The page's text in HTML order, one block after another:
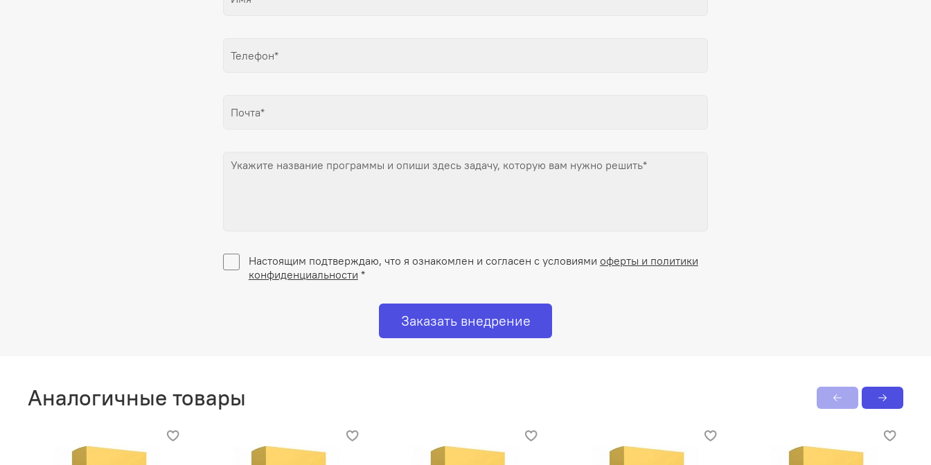
Настоящим подтверждаю, что я ознакомлен и согласен с условиями оферты и политики
конфиденциальности *
Заказать внедрение
Аналогичные товары